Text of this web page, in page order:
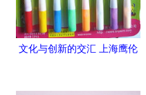
文化与创新的交汇 上海鹰伦